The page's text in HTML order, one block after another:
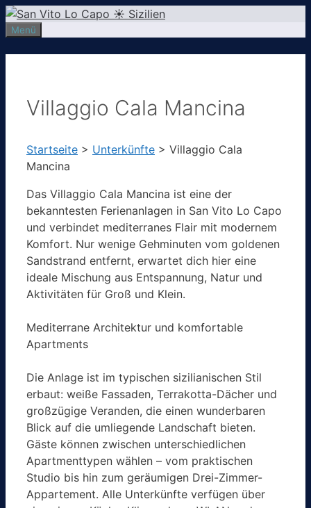
Zum
Inhalt
Menü
Villaggio Cala Mancina
Startseite > Unterkünfte > Villaggio Cala
Mancina
Das Villaggio Cala Mancina ist eine der
bekanntesten Ferienanlagen in San Vito Lo Capo
und verbindet mediterranes Flair mit modernem
Komfort. Nur wenige Gehminuten vom goldenen
Sandstrand entfernt, erwartet dich hier eine
ideale Mischung aus Entspannung, Natur und
Aktivitäten für Groß und Klein.
Mediterrane Architektur und komfortable
Apartments
Die Anlage ist im typischen sizilianischen Stil
erbaut: weiße Fassaden, Terrakotta-Dächer und
großzügige Veranden, die einen wunderbaren
Blick auf die umliegende Landschaft bieten.
Gäste können zwischen unterschiedlichen
Apartmenttypen wählen – vom praktischen
Studio bis hin zum geräumigen Drei-Zimmer-
Appartement. Alle Unterkünfte verfügen über